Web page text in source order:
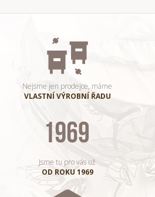
Nejsme jen prodejce, máme
VLASTNÍ VÝROBNÍ ŘADU
Jsme tu pro vás už
OD ROKU 1969